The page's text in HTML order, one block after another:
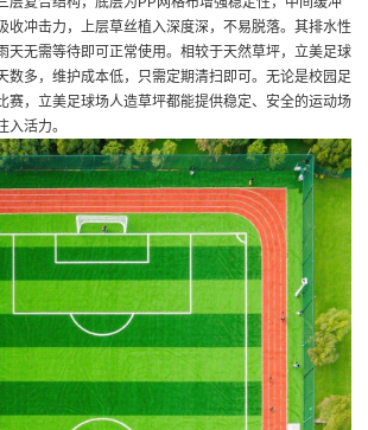
收冲击力，上层草丝植入深度深，不易脱落。其排水性
天无需等待即可正常使用。相较于天然草坪，立美足球
数多，维护成本低，只需定期清扫即可。无论是校园足
赛，立美足球场人造草坪都能提供稳定、安全的运动场
活力。